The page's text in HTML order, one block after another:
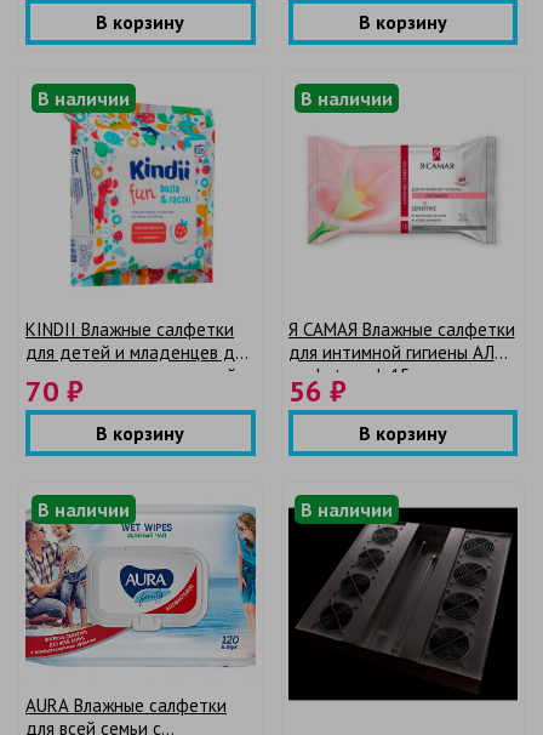
В корзину В корзину
В наличии
KINDII Влажные салфетки
для детей и младенцев для
очищения чувствительной
кожиребенка Fun 25шт
70 ₽
В корзину
В наличии
Я САМАЯ Влажные салфетки
для интимной гигиены АЛОЭ
pocket-pack 15шт
56 ₽
В корзину
В наличии
AURA Влажные салфетки
для всей семьи с
В наличии